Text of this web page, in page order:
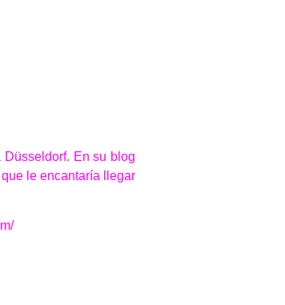
En su blog
le encantaría llegar